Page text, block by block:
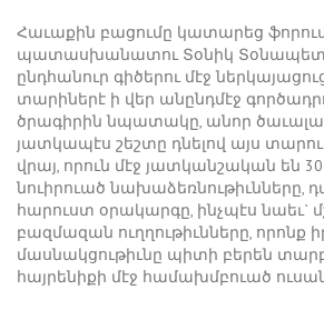
Հաւաքին բացումը կատարեց
պատասխանատու Տօնիկ
ընդհանուր գիծերու մէջ
տարիներէ ի վեր անընդմէջ
ծրագիրին նպատակը, անոր ծաւալած
յատկապէս շեշտը դնելով այս
վրայ, որուն մէջ յատկանշական են
նուիրուած
հարուստ օրակարգը, ինչպէս նաեւ`
բազմազան ուղղութիւնները, որոնք
մասնակցութիւնը պիտի բերեն
հայրենիքի մէջ համախմբուած